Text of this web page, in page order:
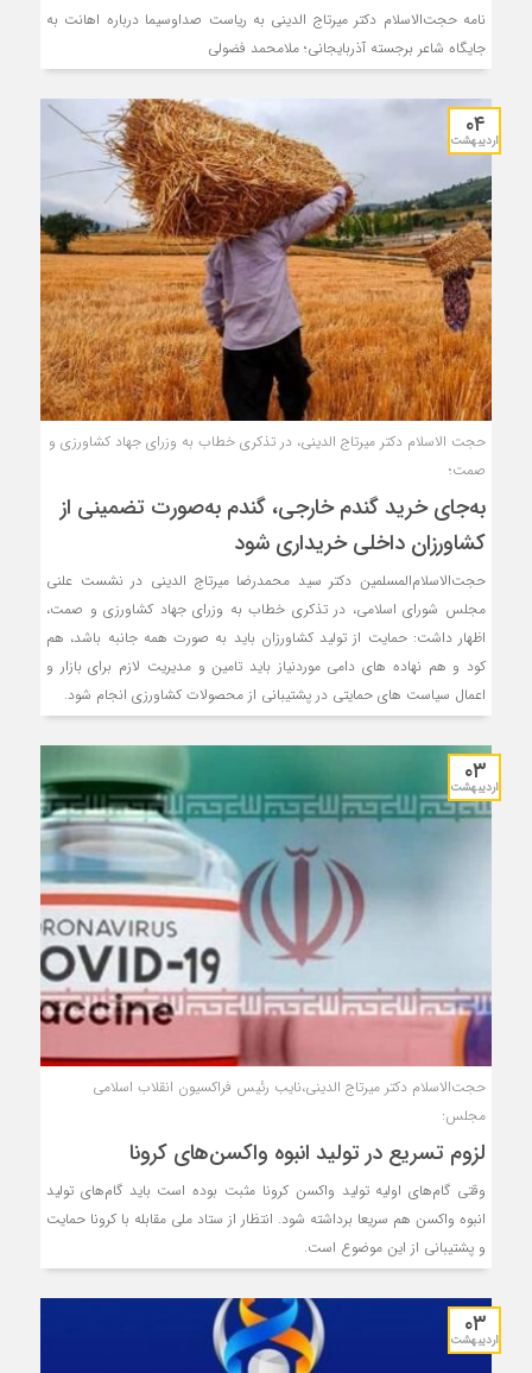
نامه حجت‌الاسلام دکتر میرتاج الدینی به ریاست صداوسیما درباره اهانت به
جایگاه شاعر برجسته آذربایجانی؛ ملامحمد فضولی
۰۴
اردیبهشت
حجت الاسلام دکتر میرتاج الدینی، در تذکری خطاب به وزرای جهاد کشاورزی و
صمت؛
به‌جای خرید گندم خارجی، گندم به‌صورت تضمینی از
کشاورزان داخلی خریداری شود
حجت‌الاسلام‌المسلمین دکتر سید محمدرضا میرتاج الدینی در نشست علنی
مجلس شورای اسلامی، در تذکری خطاب به وزرای جهاد کشاورزی و صمت،
اظهار داشت: حمایت از تولید کشاورزان باید به صورت همه جانبه باشد، هم
کود و هم نهاده های دامی موردنیاز باید تامین و مدیریت لازم برای بازار و
اعمال سیاست های حمایتی در پشتیبانی از محصولات کشاورزی انجام شود.
۰۳
اردیبهشت
حجت‌الاسلام دکتر میرتاج الدینی،نایب رئیس فراکسیون انقلاب اسلامی
مجلس:
لزوم تسریع در تولید انبوه واکسن‌های کرونا
وقتی گام‌های اولیه تولید واکسن کرونا مثبت بوده است باید گام‌های تولید
انبوه واکسن هم سریعا برداشته شود. انتظار از ستاد ملی مقابله با کرونا حمایت
و پشتیبانی از این موضوع است.
۰۳
اردیبهشت